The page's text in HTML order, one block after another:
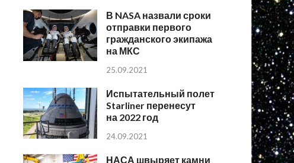
В NASA назвали сроки
отправки первого
гражданского экипажа
на МКС
25.09.2021
Испытательный полет
Starliner перенесут
на 2022 год
24.09.2021
НАСА швыряет камни